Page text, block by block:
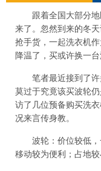
跟着全国大部分地
来了。忽然到来的冬
抢手货，一起洗衣机
降温了，买或许换一
笔者最近接到了许
莫过于究竟该买波轮
访了几位预备购买洗
况来言传身教。
波轮：价位较低，
移动较为便利；占地较